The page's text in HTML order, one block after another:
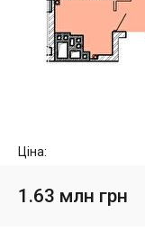
Ціна:
1.63 млн грн